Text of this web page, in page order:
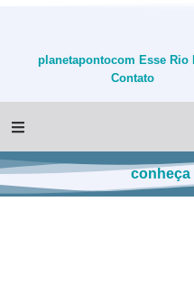
planetapontocom Esse Rio
Contato
conheça